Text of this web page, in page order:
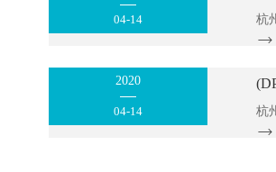
04-14
2020
04-14